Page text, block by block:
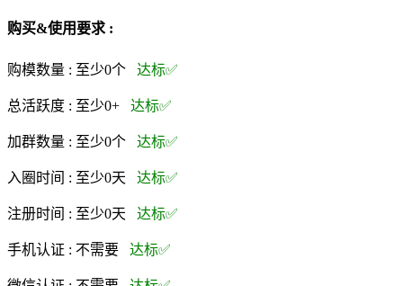
购买&使用要求 :
购模数量 : 至少0个 达标✅
总活跃度 : 至少0+ 达标✅
加群数量 : 至少0个 达标✅
入圈时间 : 至少0天 达标✅
注册时间 : 至少0天 达标✅
手机认证 : 不需要 达标✅